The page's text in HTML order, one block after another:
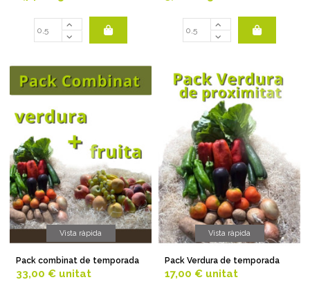
Vista ràpida
Pack combinat de temporada
33,00 € unitat
Vista ràpida
Pack Verdura de temporada
17,00 € unitat